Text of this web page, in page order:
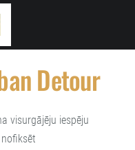
Detour
visurgājēju iespēju